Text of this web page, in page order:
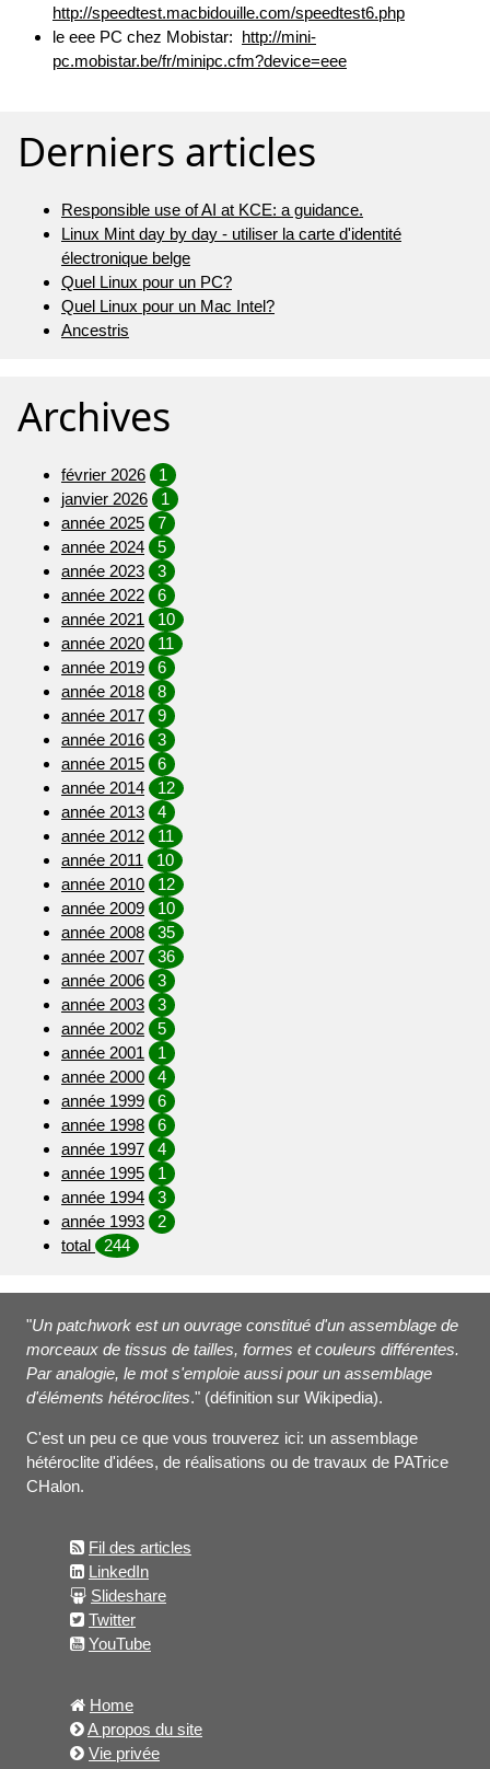
http://speedtest.macbidouille.com/speedtest6.php
le eee PC chez Mobistar: http://mini-
pc.mobistar.be/fr/minipc.cfm?device=eee
Derniers articles
Responsible use of AI at KCE: a guidance.
Linux Mint day by day - utiliser la carte d'identité
électronique belge
Quel Linux pour un PC?
Quel Linux pour un Mac Intel?
Ancestris
Archives
février 2026
1
janvier 2026
1
année 2025
7
année 2024
5
année 2023
3
année 2022
6
année 2021
10
année 2020
11
année 2019
6
année 2018
8
année 2017
9
année 2016
3
année 2015
6
année 2014
12
année 2013
4
année 2012
11
année 2011
10
année 2010
12
année 2009
10
année 2008
35
année 2007
36
année 2006
3
année 2003
3
année 2002
5
année 2001
1
année 2000
4
année 1999
6
année 1998
6
année 1997
4
année 1995
1
année 1994
3
année 1993
2
total
244
"Un patchwork est un ouvrage constitué d'un assemblage de
morceaux de tissus de tailles, formes et couleurs différentes.
Par analogie, le mot s'emploie aussi pour un assemblage
d'éléments hétéroclites." (définition sur Wikipedia).
C'est un peu ce que vous trouverez ici: un assemblage
hétéroclite d'idées, de réalisations ou de travaux de PATrice
CHalon.
Fil des articles
LinkedIn
Slideshare
Twitter
YouTube
Home
A propos du site
Vie privée